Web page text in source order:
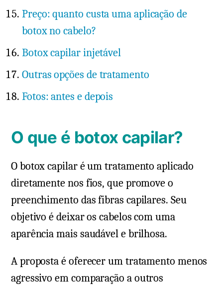
Preço: quanto custa uma aplicação de
botox no cabelo?
Botox capilar injetável
Outras opções de tratamento
Fotos: antes e depois
O que é botox capilar?
O botox capilar é um tratamento aplicado
diretamente nos fios, que promove o
preenchimento das fibras capilares. Seu
objetivo é deixar os cabelos com uma
aparência mais saudável e brilhosa.
A proposta é oferecer um tratamento menos
agressivo em comparação a outros